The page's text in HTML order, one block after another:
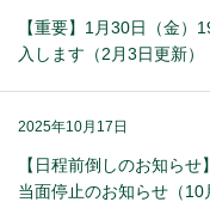
【重要】1月30日（金）
入します（2月3日更新）
2025年10月17日
【日程前倒しのお知ら
当面停止のお知らせ（10